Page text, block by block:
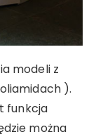
modeli z
).
funkcja
można